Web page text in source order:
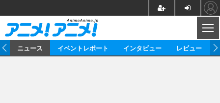
ニュース イベントレポート インタビュー レビュー